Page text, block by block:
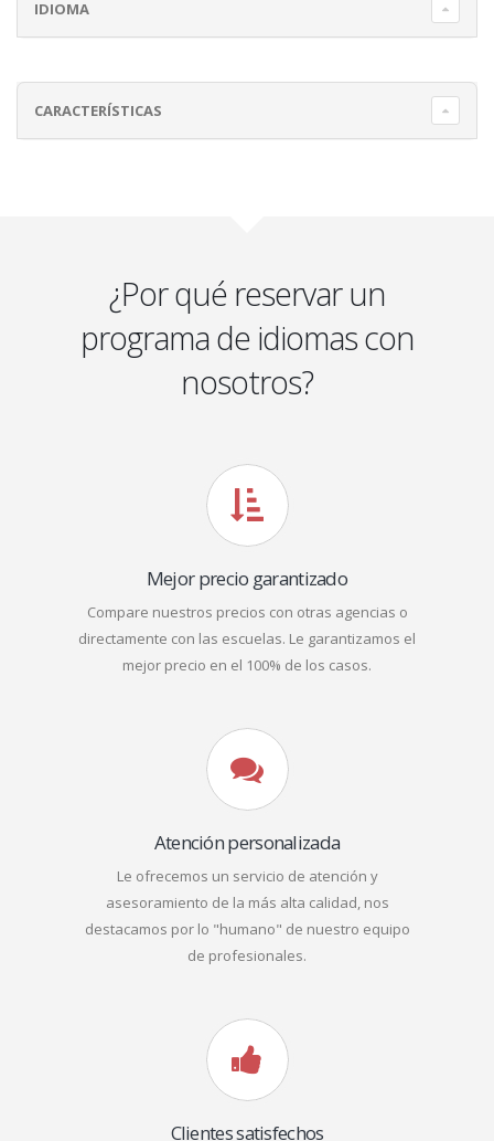
IDIOMA
CARACTERÍSTICAS
¿Por qué reservar un
programa de idiomas con
nosotros?
Mejor precio garantizado
Compare nuestros precios con otras agencias o
directamente con las escuelas. Le garantizamos el
mejor precio en el 100% de los casos.
Atención personalizada
Le ofrecemos un servicio de atención y
asesoramiento de la más alta calidad, nos
destacamos por lo "humano" de nuestro equipo
de profesionales.
Clientes satisfechos